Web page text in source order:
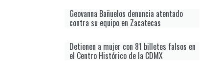
Geovanna Bañuelos denuncia atentado
contra su equipo en Zacatecas
Detienen a mujer con 81 billetes falsos en
el Centro Histórico de la CDMX